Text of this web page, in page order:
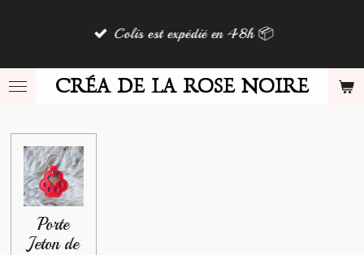
principalCRÉA DE LA ROSE NOIRE
Colis est expédié en 48h 📦
Porte
Jeton de